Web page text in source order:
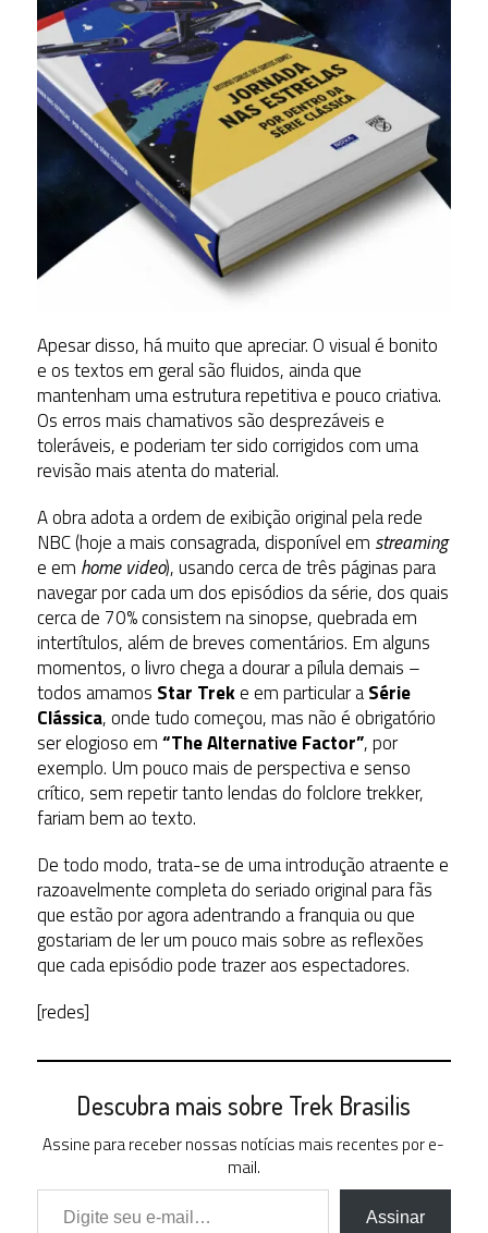
Apesar disso, há muito que apreciar. O visual é bonito
e os textos em geral são fluidos, ainda que
mantenham uma estrutura repetitiva e pouco criativa.
Os erros mais chamativos são desprezáveis e
toleráveis, e poderiam ter sido corrigidos com uma
revisão mais atenta do material.
A obra adota a ordem de exibição original pela rede
NBC (hoje a mais consagrada, disponível em streaming
e em home video), usando cerca de três páginas para
navegar por cada um dos episódios da série, dos quais
cerca de 70% consistem na sinopse, quebrada em
intertítulos, além de breves comentários. Em alguns
momentos, o livro chega a dourar a pílula demais –
todos amamos Star Treke em particular aSérie
Clássica, onde tudo começou, mas não é obrigatório
ser elogioso em“The Alternative Factor”, por
exemplo. Um pouco mais de perspectiva e senso
crítico, sem repetir tanto lendas do folclore trekker,
fariam bem ao texto.
De todo modo, trata-se de uma introdução atraente e
razoavelmente completa do seriado original para fãs
que estão por agora adentrando a franquia ou que
gostariam de ler um pouco mais sobre as reflexões
que cada episódio pode trazer aos espectadores.
[redes]
Descubra mais sobre Trek Brasilis
Assine para receber nossas notícias mais recentes por e-
mail.
Digite seu e-mail…
Assinar